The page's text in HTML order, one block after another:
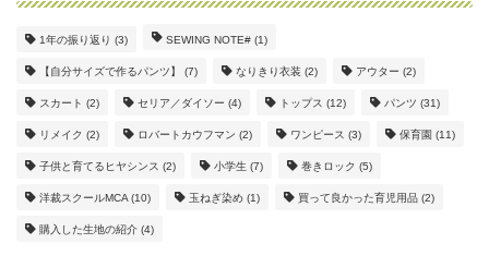
1年の振り返り (3) SEWING NOTE# (1)
【自分サイズで作るパンツ】 (7) なりきり衣装 (2) アウター (2)
スカート (2) セリア／ダイソー (4) トップス (12) パンツ (31)
リメイク (2) ロバートカウフマン (2) ワンピース (3) 保育園 (11)
子供と育てるヒヤシンス (2) 小学生 (7) 巻きロック (5)
洋裁スクールMCA (10) 玉ねぎ染め (1) 買って良かった育児用品 (2)
購入した生地の紹介 (4)